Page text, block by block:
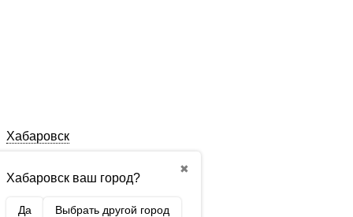
Хабаровск
✖
Хабаровск ваш город?
Да Выбрать другой город